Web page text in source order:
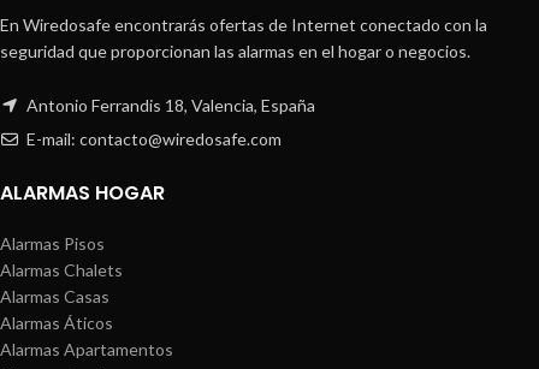
En Wiredosafe encontrarás ofertas de Internet conectado con la
seguridad que proporcionan las alarmas en el hogar o negocios.
Antonio Ferrandis 18, Valencia, España
E-mail: contacto@wiredosafe.com
ALARMAS HOGAR
Alarmas Pisos
Alarmas Chalets
Alarmas Casas
Alarmas Áticos
Alarmas Apartamentos